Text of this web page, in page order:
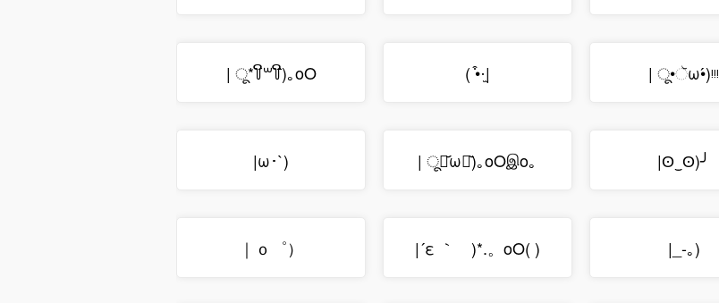
| ू*꒦ິ꒳꒦ີ)｡oO ( ͒•·̫| | ू•ૅω•́)ᵎᵎᵎ
|ω･`) | ू･᷄ω･᷅)｡oOஇo｡ |ʘ‿ʘ)╯
｜ｏ゜） |´ε ｀ゞ)*.。oO( ) |_-｡)